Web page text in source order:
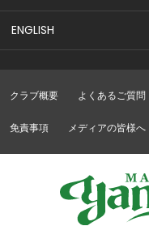
ENGLISH
クラブ概要 よくあるご質問
免責事項 メディアの皆様へ